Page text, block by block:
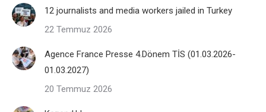
12 journalists and media workers jailed in Turkey
22 Temmuz 2026
Agence France Presse 4.Dönem TİS (01.03.2026-
01.03.2027)
20 Temmuz 2026